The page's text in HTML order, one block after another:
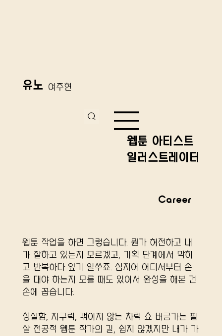
유노 여주현
웹툰 작업을 하면 그렇습니다. 뭔가 허전하고 내
가 잘하고 있는지 모르겠고, 기획 단계에서 막히
고 반복하다 엎기 일쑤죠. 심지어 어디서부터 손
을 대야 하는지 모를 때도 있어서 완성을 해본 건
손에 꼽습니다.
성실함, 지구력, 꺾이지 않는 차력 쇼 버금가는 필
살 전공적 웹툰 작가의 길, 쉽지 않겠지만 내가 가
웹툰 아티스트
일러스트레이터
Career